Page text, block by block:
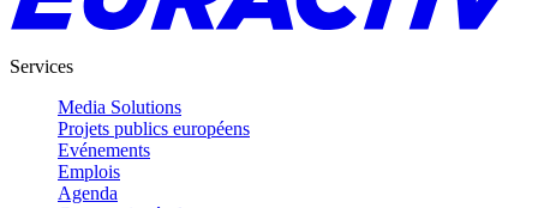
Services
Media Solutions
Projets publics européens
Evénements
Emplois
Agenda